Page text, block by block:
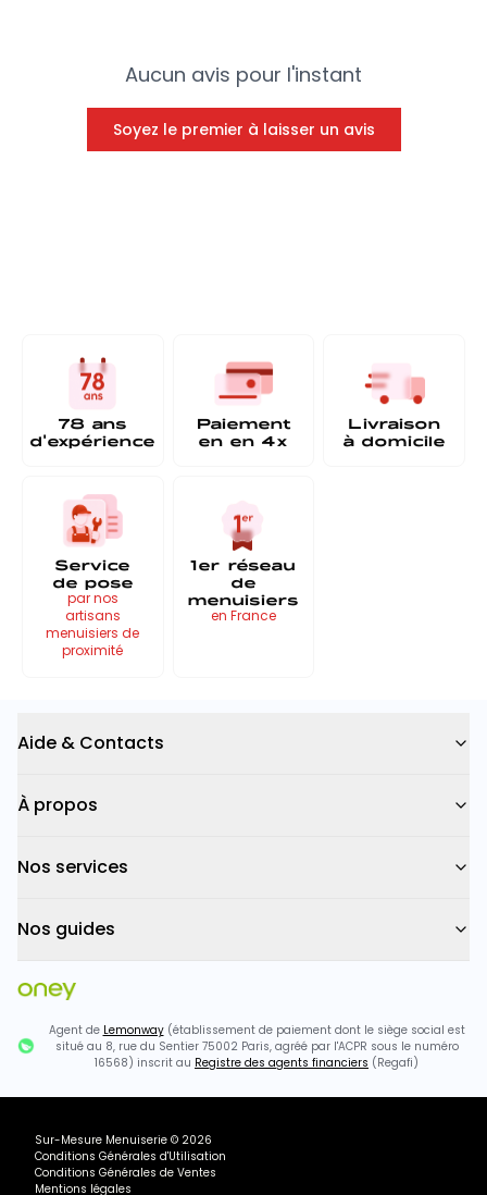
Aucun avis pour l'instant
Soyez le premier à laisser un avis
78 ans
d'expérience
Paiement
en en 4x
Livraison
à domicile
Service
de pose
par nos
artisans
menuisiers de
proximité
1er réseau
de
menuisiers
en France
Aide & Contacts
À propos
Nos services
Nos guides
Agent de Lemonway(établissement de paiement dont le siège social est
situé au 8, rue du Sentier 75002 Paris, agréé par l'ACPR sous le numéro
16568) inscrit au Registre des agents financiers (Regafi)
Sur-Mesure Menuiserie © 2026
Conditions Générales d'Utilisation
Conditions Générales de Ventes
Mentions légales